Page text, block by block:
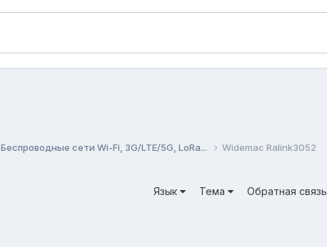
Беспроводные сети Wi-Fi, 3G/LTE/5G, LoRa... Widemac Ralink3052
Язык Тема Обратная связь